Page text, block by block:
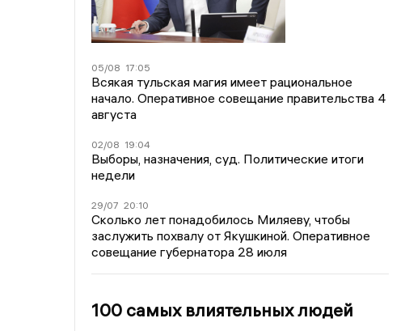
05/08 17:05
Всякая тульская магия имеет рациональное
начало. Оперативное совещание правительства 4
августа
02/08 19:04
Выборы, назначения, суд. Политические итоги
недели
29/07 20:10
Сколько лет понадобилось Миляеву, чтобы
заслужить похвалу от Якушкиной. Оперативное
совещание губернатора 28 июля
100 самых влиятельных людей